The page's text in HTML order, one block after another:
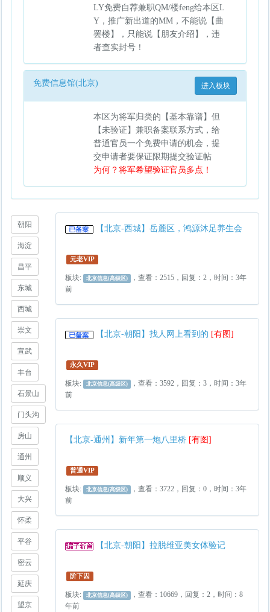
LY免费自荐兼职QM/楼feng给本区L
Y，推广新出道的MM，不能说【曲
罢楼】，只能说【朋友介绍】，违
者查实封号！
进入板块
免费信息馆(北京)
本区为将军归类的【基本靠谱】但
【未验证】兼职备案联系方式，给
普通官员一个免费申请的机会，提
交申请者要保证限期提交验证帖
为何？将军希望验证官员多点！
朝阳
海淀
昌平
东城
西城
崇文
宣武
丰台
石景山
门头沟
房山
通州
顺义
大兴
怀柔
平谷
密云
延庆
望京
【北京-西城】岳麓区，鸿源沐足养生会
元老VIP
板块: 北京信息(高级区)
，查看：2515，回复：2，时间：3年
前
【北京-朝阳】找人网上看到的 [有图]
永久VIP
板块: 北京信息(高级区)
，查看：3592，回复：3，时间：3年
前
【北京-通州】新年第一炮八里桥 [有图]
普通VIP
板块: 北京信息(高级区)
，查看：3722，回复：0，时间：3年
前
【北京-朝阳】拉脱维亚美女体验记
阶下囚
板块: 北京信息(高级区)
，查看：10669，回复：2，时间：8
年前